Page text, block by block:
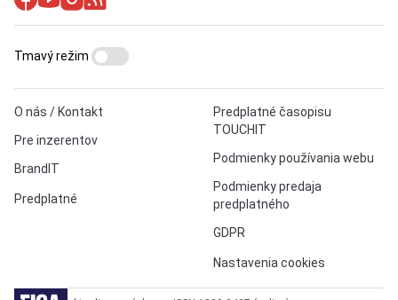
O nás / Kontakt
Pre inzerentov
BrandIT
Predplatné
Predplatné časopisu
TOUCHIT
Podmienky používania webu
Podmienky predaja
predplatného
GDPR
Nastavenia cookies
Tmavý režim